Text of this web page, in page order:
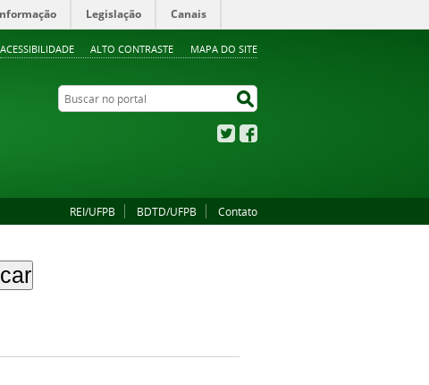
ACESSIBILIDADE ALTO CONTRASTE MAPA DO SITE
Legislação Canais
Buscar no portal
Twitter
REI/UFPB BDTD/UFPB Contato